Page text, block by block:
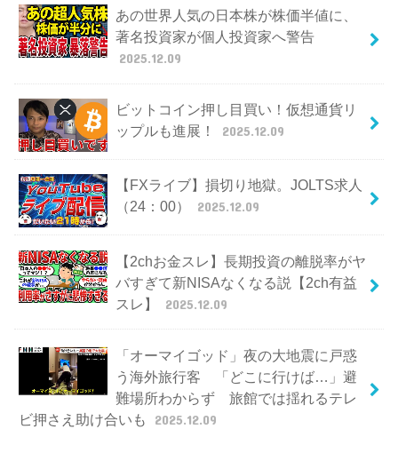
あの世界人気の日本株が株価半値に、
著名投資家が個人投資家へ警告
2025.12.09
ビットコイン押し目買い！仮想通貨リ
ップルも進展！
2025.12.09
【FXライブ】損切り地獄。JOLTS求人
（24：00）
2025.12.09
【2chお金スレ】長期投資の離脱率がヤ
バすぎて新NISAなくなる説【2ch有益
スレ】
2025.12.09
「オーマイゴッド」夜の大地震に戸惑
う海外旅行客 「どこに行けば…」避
難場所わからず 旅館では揺れるテレ
ビ押さえ助け合いも
2025.12.09